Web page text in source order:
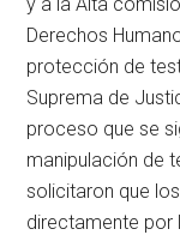
Derechos
protección de
Suprema de
proceso que se
manipulación de
solicitaron que
directamente por